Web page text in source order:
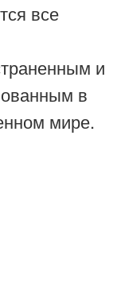
все
и
в
мире.